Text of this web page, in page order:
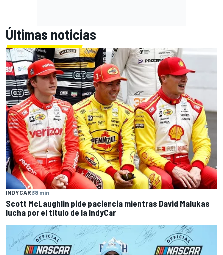
Últimas noticias
INDYCAR38 min
Scott McLaughlin pide paciencia mientras David Malukas
lucha por el título de la IndyCar